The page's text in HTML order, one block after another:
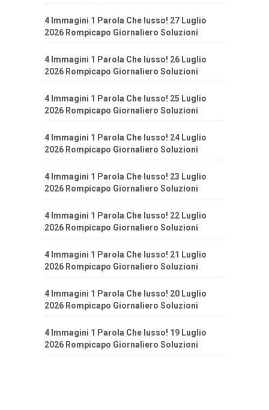
4 Immagini 1 Parola Che lusso! 27 Luglio
2026 Rompicapo Giornaliero Soluzioni
4 Immagini 1 Parola Che lusso! 26 Luglio
2026 Rompicapo Giornaliero Soluzioni
4 Immagini 1 Parola Che lusso! 25 Luglio
2026 Rompicapo Giornaliero Soluzioni
4 Immagini 1 Parola Che lusso! 24 Luglio
2026 Rompicapo Giornaliero Soluzioni
4 Immagini 1 Parola Che lusso! 23 Luglio
2026 Rompicapo Giornaliero Soluzioni
4 Immagini 1 Parola Che lusso! 22 Luglio
2026 Rompicapo Giornaliero Soluzioni
4 Immagini 1 Parola Che lusso! 21 Luglio
2026 Rompicapo Giornaliero Soluzioni
4 Immagini 1 Parola Che lusso! 20 Luglio
2026 Rompicapo Giornaliero Soluzioni
4 Immagini 1 Parola Che lusso! 19 Luglio
2026 Rompicapo Giornaliero Soluzioni